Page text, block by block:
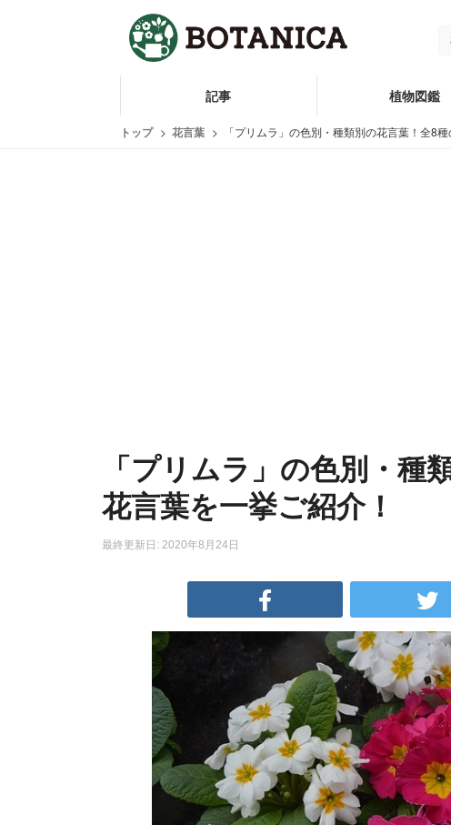
記事 植物図鑑
トップ 花言葉 「プリムラ」の色別・種類別の花言葉！全8
「プリムラ」の色別・種
花言葉を一挙ご紹介！
最終更新日: 2020年8月24日